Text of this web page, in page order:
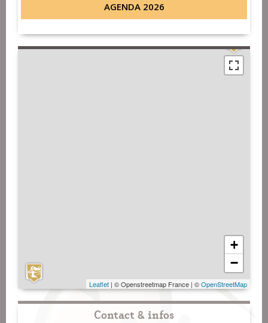
AGENDA 2026
+
−
Leaflet | © Openstreetmap France | ©OpenStreetMap
Contact & infos